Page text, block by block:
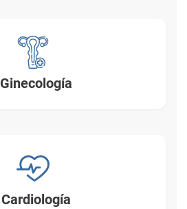
Ginecología
Cardiología